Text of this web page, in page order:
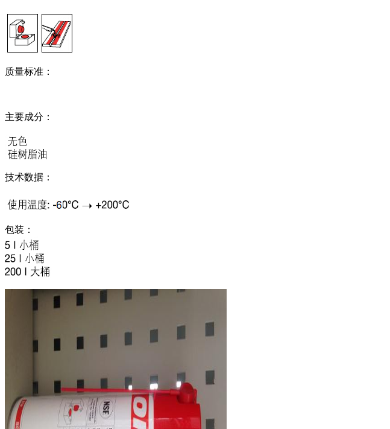
质量标准：
主要成分：
技术数据：
包装：